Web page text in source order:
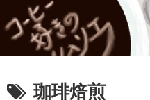
珈琲焙煎